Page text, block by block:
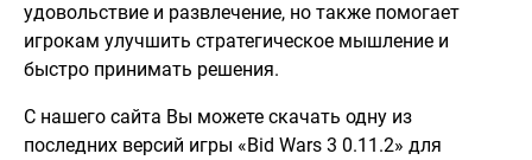
удовольствие и развлечение, но также помогает
игрокам улучшить стратегическое мышление и
быстро принимать решения.
С нашего сайта Вы можете скачать одну из
последних версий игры «Bid Wars 3 0.11.2» для